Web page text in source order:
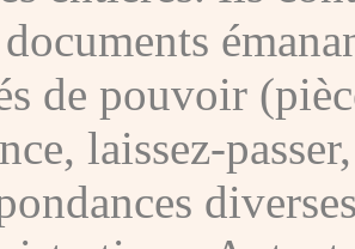
de pouvoir
laissez-